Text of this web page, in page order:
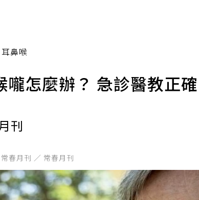
耳鼻喉
嚨怎麼辦？ 急診醫教正
刊
常春月刊 ／ 常春月刊